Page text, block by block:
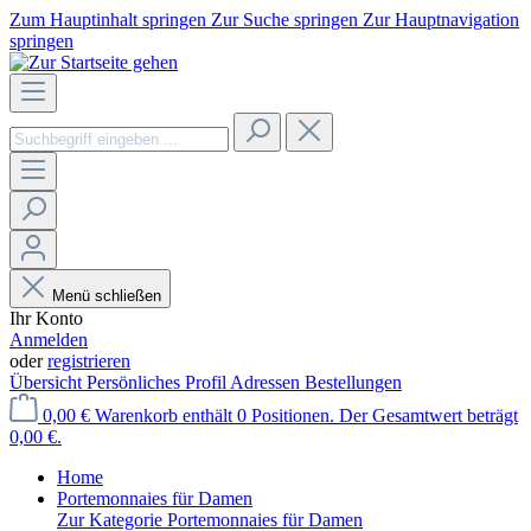
Zum Hauptinhalt springen Zur Suche springen Zur Hauptnavigation
springen
Menü schließen
Ihr Konto
Anmelden
oderregistrieren
Übersicht Persönliches Profil Adressen Bestellungen
0,00 € Warenkorb enthält 0 Positionen. Der Gesamtwert beträgt
0,00 €.
Home
Portemonnaies für Damen
Zur Kategorie Portemonnaies für Damen